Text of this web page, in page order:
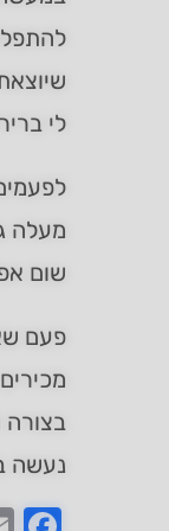
לי
מעלה
שום
פעם
בצורה
נעשה